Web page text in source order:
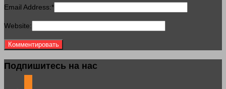
Email Address:*
Website:
Подпишитесь на нас